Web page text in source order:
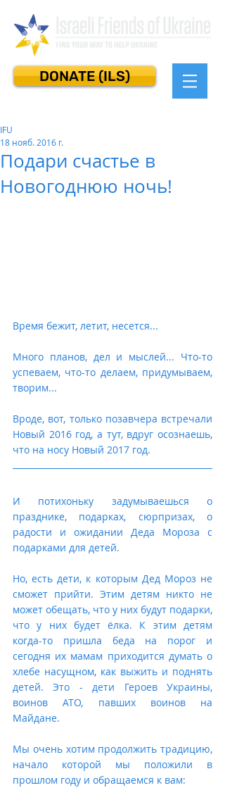
DONATE (ILS)
Подари счастье в
Новогоднюю ночь!
IFU
18 нояб. 2016 г.
Время бежит, летит, несется...
Много планов, дел и мыслей... Что-то
успеваем, что-то делаем, придумываем,
творим...
Вроде, вот, только позавчера встречали
Новый 2016 год, а тут, вдруг осознаешь,
что на носу Новый 2017 год.
И потихоньку задумываешься о
празднике, подарках, сюрпризах, о
радости и ожидании Деда Мороза с
подарками для детей.
Но, есть дети, к которым Дед Мороз не
сможет прийти. Этим детям никто не
может обещать, что у них будут подарки,
что у них будет ёлка. К этим детям
когда-то пришла беда на порог и
сегодня их мамам приходится думать о
хлебе насущном, как выжить и поднять
детей. Это - дети Героев Украины,
воинов АТО, павших воинов на
Майдане.
Мы очень хотим продолжить традицию,
начало которой мы положили в
прошлом году и обращаемся к вам: